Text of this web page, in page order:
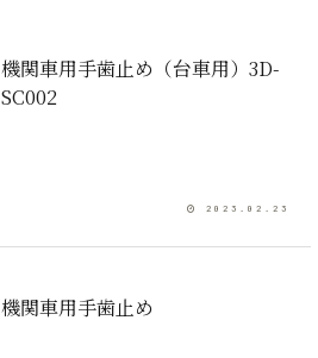
機関車用手歯止め（台車用）3D-
SC002
2023.02.23
機関車用手歯止め